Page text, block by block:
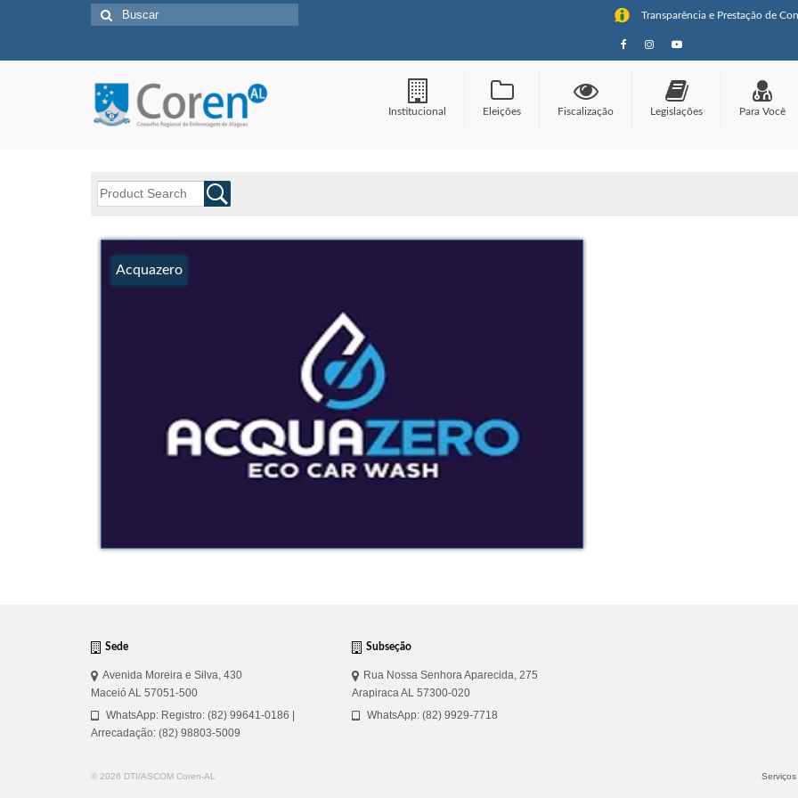
Transparência e Prestação de
Institucional Eleições Fiscalização Legislações Para Você
Acquazero
Sede
Avenida Moreira e Silva, 430
Maceió AL 57051-500
WhatsApp: Registro: (82) 99641-0186 |
Arrecadação: (82) 98803-5009
Subseção
Rua Nossa Senhora Aparecida, 275
Arapiraca AL 57300-020
WhatsApp: (82) 9929-7718
© 2026 DTI/ASCOM Coren-AL